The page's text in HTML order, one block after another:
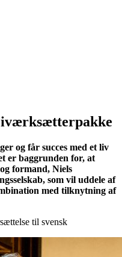
og får succes med et liv
er baggrunden for, at
formand, Niels
som vil uddele af
med tilknytning af